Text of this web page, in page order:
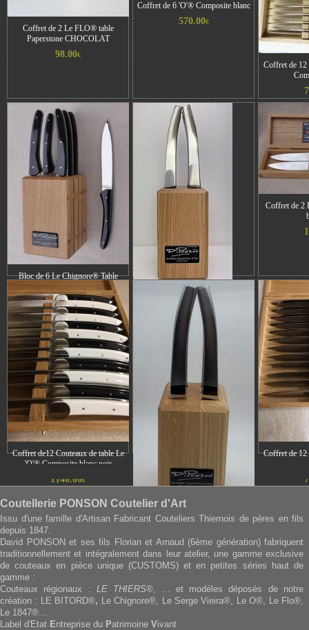
Coffret de 2 Le FLO® table
Paperstone CHOCOLAT
98.00€
Coffret de 6 'O'® Composite blanc
570.00€
Coffret de
Bloc de 6 Le Chignore® Table
360.00€
Bloc de 6 LE THIERS® Forgé
Monobloc Satiné
75.00
Coffret de 2
Coffret de12 Couteaux de table Le
'O'® Composite blanc noir
1140.00€
Bloc de 6 LE THIERS® Forgé
Monobloc Microbillé
Coffret de
Coutellerie PONSON Coutelier d'Art
Issu d'une famille d'Artisan Fabricant Couteliers Thiernois de pères en fils
depuis 1847.
David PONSON et ses fils Florian et Arnaud (6ème génération) fabriquent
traditionnellement et intégralement dans leur atelier, une gamme exclusive
de couteaux en pièce unique (CUSTOMS) et en petites séries haut de
gamme :
Couteaux régionaux : LE THIERS®, ... et modèles déposés de notre
création : LE BITORD®, Le Chignore®, Le Serge Vieira®, Le O®, Le Flo®,
Le 1847®...
Label d'Etat Entreprise du Patrimoine Vivant